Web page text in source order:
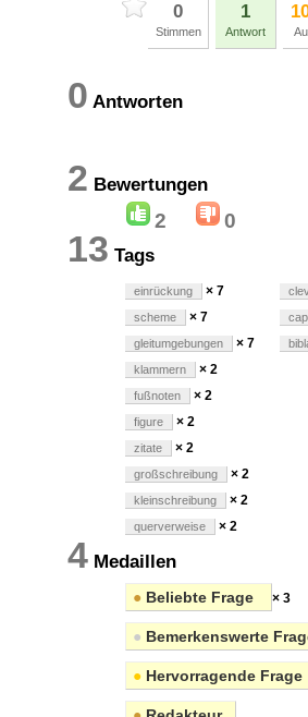
0
Stimmen
1
Antwort
0 Antworten
2 Bewertungen
2 0
13 Tags
einrückung × 7
scheme × 7
gleitumgebungen × 7
klammern × 2
fußnoten × 2
figure × 2
zitate × 2
großschreibung × 2
kleinschreibung × 2
querverweise × 2
4 Medaillen
● Beliebte Frage × 3
● Bemerkenswerte
● Hervorragende Frage